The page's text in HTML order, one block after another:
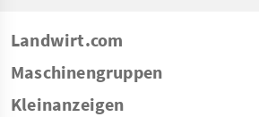
Landwirt.com
Maschinengruppen
Kleinanzeigen